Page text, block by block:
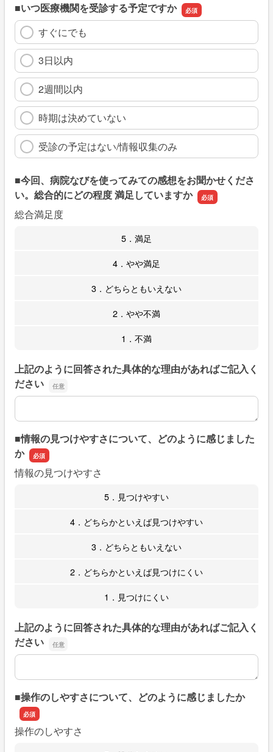
■いつ医療機関を受診する予定ですか
すぐにでも
3日以内
2週間以内
時期は決めていない
受診の予定はない/情報収集のみ
■今回、病院なびを使ってみての感想をお聞かせくださ
い。総合的にどの程度 満足していますか
総合満足度
5．満足
4．やや満足
3．どちらともいえない
2．やや不満
1．不満
上記のように回答された具体的な理由があればご記入く
ださい
上記のように回答された具体的な理由があればご記入くだ
■情報の見つけやすさについて、どのように感じました
か
情報の見つけやすさ
5．見つけやすい
4．どちらかといえば見つけやすい
3．どちらともいえない
2．どちらかといえば見つけにくい
1．見つけにくい
上記のように回答された具体的な理由があればご記入く
ださい
上記のように回答された具体的な理由があればご記入くだ
■操作のしやすさについて、どのように感じましたか
操作のしやすさ